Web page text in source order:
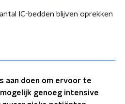
IC-bedden blijven oprekken
aan doen om ervoor te
genoeg intensive